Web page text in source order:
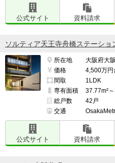
公式サイト 資料請求
ソルティア天王寺舟橋ステーショ
所在地
大阪府大
価格
4,500万円
間取
1LDK
専有面積
37.77m²
総戸数
42戸
交通
公式サイト 資料請求